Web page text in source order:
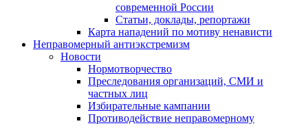
современной России
Статьи, доклады, репортажи
Карта нападений по мотиву ненависти
Неправомерный антиэкстремизм
Новости
Нормотворчество
Преследования организаций, СМИ и
частных лиц
Избирательные кампании
Противодействие неправомерному